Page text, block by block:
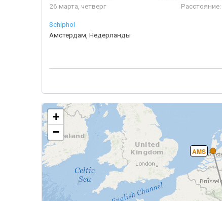
26 марта, четверг
Расстояние:
Schiphol
Амстердам, Недерланды
AMS
+
−